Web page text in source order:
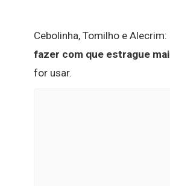
Cebolinha, Tomilho e Alecrim:
fazer com que estrague
for usar.